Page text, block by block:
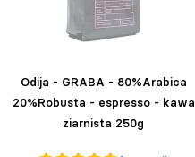
Odija - GRABA - 80%Arabica
20%Robusta - espresso - kawa
ziarnista 250g